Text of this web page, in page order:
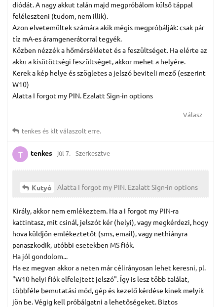
diódát. A nagy akkut talán majd megpróbálom külső táppal
feléleszteni (tudom, nem illik).
Azon elvetemültek számára akik mégis megpróbálják: csak pár
tíz mA-es áramgenerátorral tegyék.
Közben nézzék a hőmérsékletet és a feszültséget. Ha elérte az
akku a kisütöttségi feszültséget, akkor mehet a helyére.
Kerek a kép helye és szögletes a jelszó beviteli mező (eszerint
W10)
Alatta I forgot my PIN. Ezalatt Sign-in options
Válasz
tenkesés kltválaszolt erre.
T tenkes júl 7. Szerkesztve
Kutyó Alatta I forgot my PIN. Ezalatt Sign-in options
Király, akkor nem emlékeztem. Ha a I forgot my PIN-ra
kattintasz, mit csinál, jelszót kér (helyi), vagy megkérdezi, hogy
hova küldjön emlékeztetőt (sms, email), vagy nethiányra
panaszkodik, utóbbi esetekben MS fiók.
Ha jól gondolom...
Ha ez megvan akkor a neten már célirányosan lehet keresni, pl.
"W10 helyi fiók elfelejtett jelszó". Így is lesz több találat,
többféle bemutatási mód, gép és kezelő kérdése kinek melyik
jön be. Végig kell próbálgatni a lehetőségeket. Biztos